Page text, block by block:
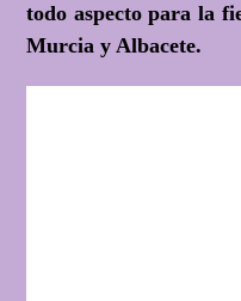
todo aspecto para la
Murcia y Albacete.